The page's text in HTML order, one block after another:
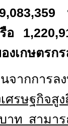
อ
งเกษตรก
นจากกา
ศรษฐกิจสู
บาท สามา